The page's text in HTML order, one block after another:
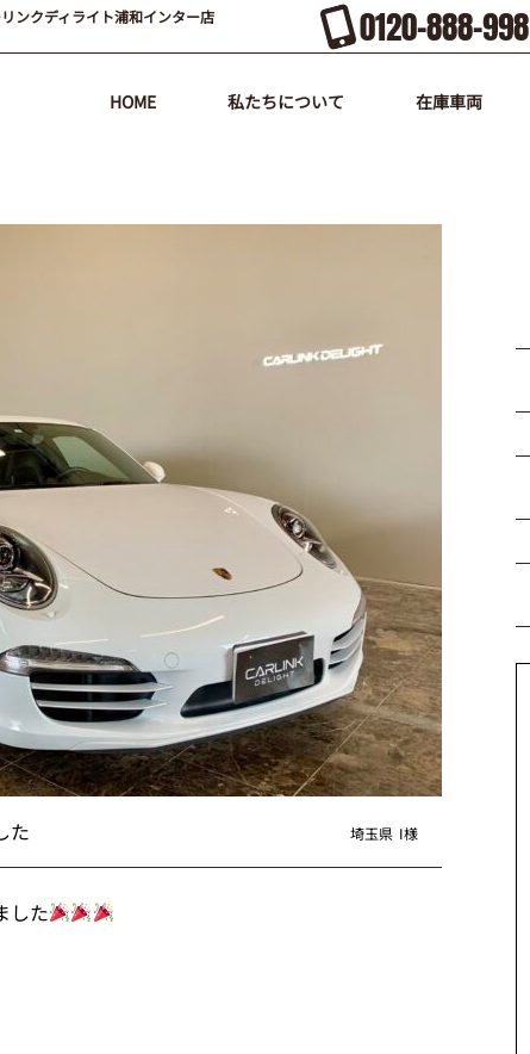
ンクディライト浦和インター店
0120-888-998
HOME 私たちについて 在庫車両
た 埼玉県 I様
した